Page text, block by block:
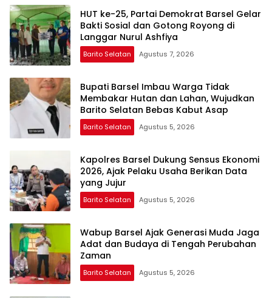
HUT ke-25, Partai Demokrat Barsel Gelar
Bakti Sosial dan Gotong Royong di
Langgar Nurul Ashfiya
Barito Selatan Agustus 7, 2026
Bupati Barsel Imbau Warga Tidak
Membakar Hutan dan Lahan, Wujudkan
Barito Selatan Bebas Kabut Asap
Barito Selatan Agustus 5, 2026
Kapolres Barsel Dukung Sensus Ekonomi
2026, Ajak Pelaku Usaha Berikan Data
yang Jujur
Barito Selatan Agustus 5, 2026
Wabup Barsel Ajak Generasi Muda Jaga
Adat dan Budaya di Tengah Perubahan
Zaman
Barito Selatan Agustus 5, 2026